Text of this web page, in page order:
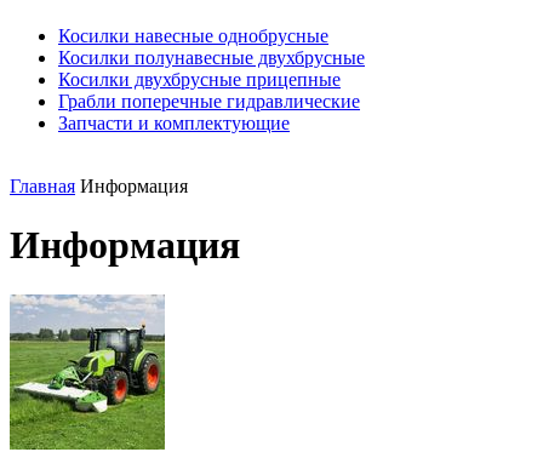
Косилки навесные однобрусные
Косилки полунавесные двухбрусные
Косилки двухбрусные прицепные
Грабли поперечные гидравлические
Запчасти и комплектующие
Главная Информация
Информация